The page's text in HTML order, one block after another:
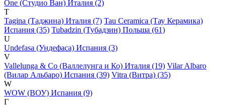
One (Студио Ван) Италия (2)
T
Tagina (Таджина) Италия (7) Tau Ceramica (Тау Керамика)
Испания (35) Tubadzin (Тубадзин) Польша (61)
U
Undefasa (Ундефаса) Испания (3)
V
Vallelunga & Co (Валлелунга и Ко) Италия (19) Vilar Albaro
(Вилар Альбаро) Испания (39) Vitra (Витра) (35)
W
WOW (ВОУ) Испания (9)
Г